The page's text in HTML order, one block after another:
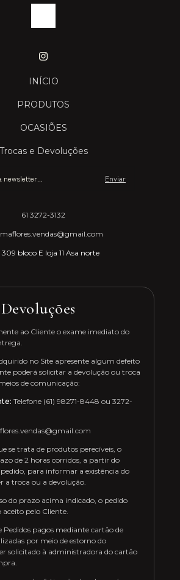
INÍCIO
PRODUTOS
OCASIÕES
Trocas e Devoluções
61 3272-3132
309 bloco E loja 11 Asa norte
ao Cliente o exame imediato do
no Site apresente algum defeito
poderá solicitar a devolução ou troca
de comunicação:
Telefone (61) 98271-8448 ou 3272-
se trata de produtos perecíveis, o
de 2 horas corridos, a partir do
para informar a existência do
a troca ou a devolução.
do prazo acima indicado, o pedido
aceito pelo Cliente.
Pedidos pagos mediante cartão de
por meio de estorno do
solicitado à administradora do cartão